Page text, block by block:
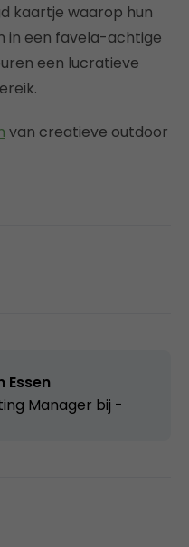
kaartje waarop hun
in een favela-achtige
een lucratieve
van creatieve outdoor
Essen
Manager bij -